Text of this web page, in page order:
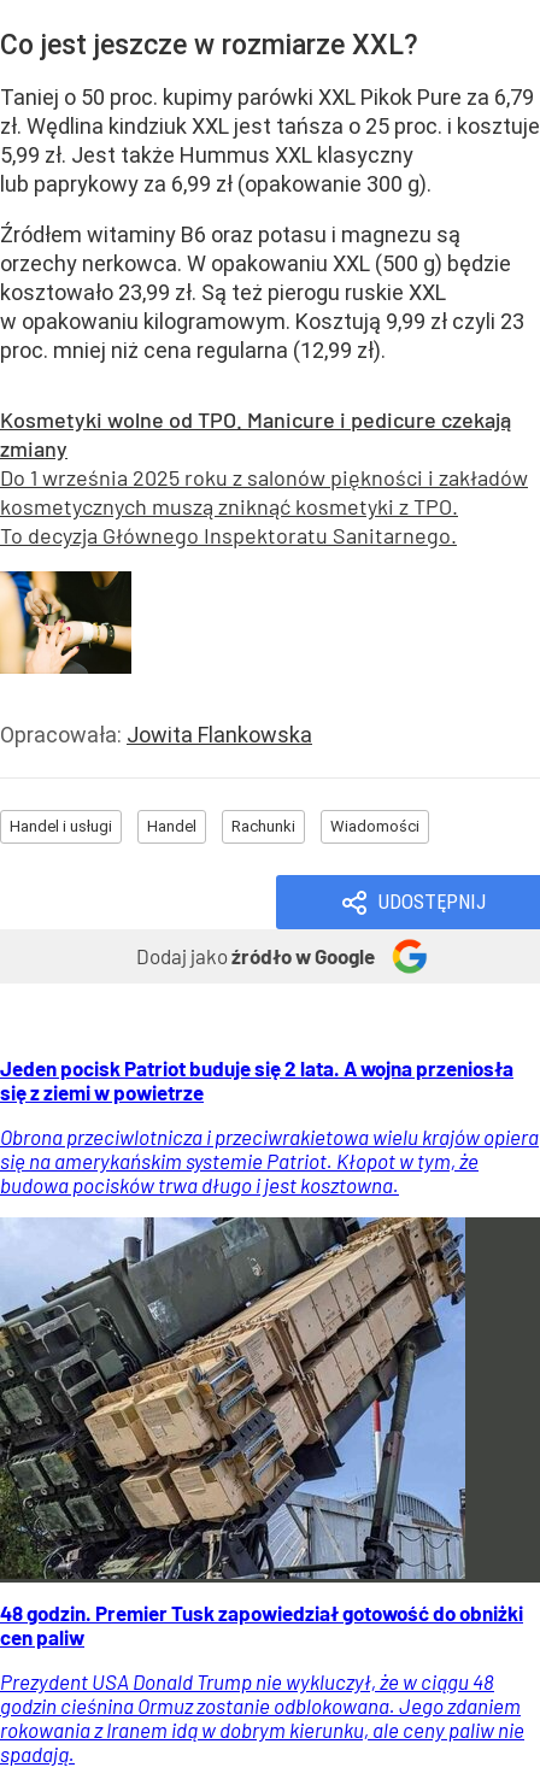
Co jest jeszcze w rozmiarze XXL?
Taniej o 50 proc. kupimy parówki XXL Pikok Pure za 6,79
zł. Wędlina kindziuk XXL jest tańsza o 25 proc. i kosztuje
5,99 zł. Jest także Hummus XXL klasyczny
lub paprykowy za 6,99 zł (opakowanie 300 g).
Źródłem witaminy B6 oraz potasu i magnezu są
orzechy nerkowca. W opakowaniu XXL (500 g) będzie
kosztowało 23,99 zł. Są też pierogu ruskie XXL
w opakowaniu kilogramowym. Kosztują 9,99 zł czyli 23
proc. mniej niż cena regularna (12,99 zł).
Kosmetyki wolne od TPO. Manicure i pedicure czekają
zmiany
Do 1 września 2025 roku z salonów piękności i zakładów
kosmetycznych muszą zniknąć kosmetyki z TPO.
To decyzja Głównego Inspektoratu Sanitarnego.
Opracowała: Jowita Flankowska
Handel i usługi Handel Rachunki Wiadomości
UDOSTĘPNIJ
Dodaj jakoźródło w Google
Jeden pocisk Patriot buduje się 2 lata. A wojna przeniosła
się z ziemi w powietrze
Obrona przeciwlotnicza i przeciwrakietowa wielu krajów opiera
się na amerykańskim systemie Patriot. Kłopot w tym, że
budowa pocisków trwa długo i jest kosztowna.
48 godzin. Premier Tusk zapowiedział gotowość do obniżki
cen paliw
Prezydent USA Donald Trump nie wykluczył, że w ciągu 48
godzin cieśnina Ormuz zostanie odblokowana. Jego zdaniem
rokowania z Iranem idą w dobrym kierunku, ale ceny paliw nie
spadają.